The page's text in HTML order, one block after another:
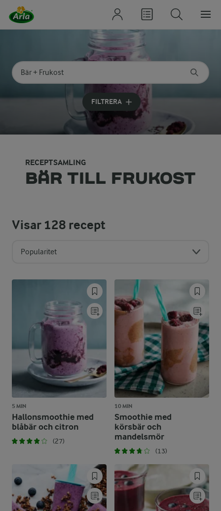
Sök på kategori eller ingrediens
Skriv in sökord för att få förslag
FILTRERA
RECEPTSAMLING
BÄR TILL FRUKOST
Visar128 recept
Popularitet
5 MIN
Hallonsmoothie med
blåbär och citron
(27)
10 MIN
Smoothie med
körsbär och
mandelsmör
(13)